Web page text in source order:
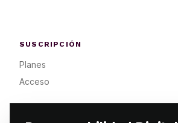
SUSCRIPCIÓN
Planes
Acceso